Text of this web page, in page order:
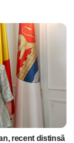
recent distinsă